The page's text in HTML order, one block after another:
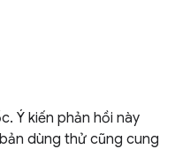
Ý kiến phản hồi này
dùng thử cũng cung